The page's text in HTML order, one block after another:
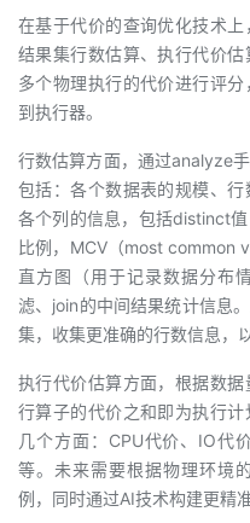
在基于代价的查询优化技术上
结果集行数估算、执行代价
多个物理执行的代价进行评
到执行器。
行数估算方面，通过analyze
包括：各个数据表的规模、
各个列的信息，包括distinct
比例，MCV（most common
直方图（用于记录数据分布
滤、join的中间结果统计信息
集，收集更准确的行数信息，
执行代价估算方面，根据数
行算子的代价之和即为执行
几个方面：CPU代价、IO代
等。未来需要根据物理环境
例，同时通过AI技术构建更精